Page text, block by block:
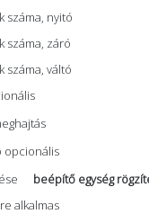
száma, nyitó
száma, záró
száma, váltó
opcionális
beépítő egység
alkalmas